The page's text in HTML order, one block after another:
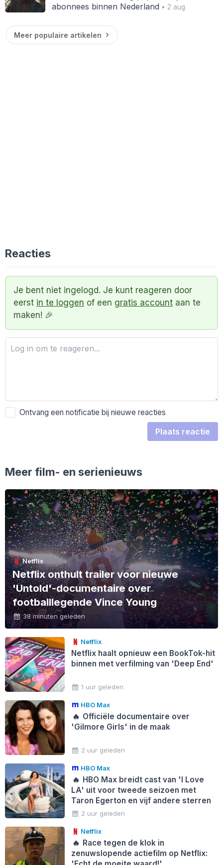
abonnees binnen Nederland • 2 aug
Meer populaire artikelen
Reacties
Je bent niet ingelogd. Je kunt reageren door
eerst in te loggen of een gratis account aan te
maken! 🎉
Ontvang een notificatie bij nieuwe reacties
Plaats reactie
Meer film- en serienieuws
Netflix
Netflix onthult trailer voor nieuwe
'Untold'-documentaire over
footballlegende Vince Young
38 minuten geleden
Netflix
Netflix haalt opnieuw een BookTok-hit
binnen met verfilming van 'Deep End'
1 uur geleden
HBO Max
🔥 Officiële documentaire over
'Gilmore Girls' in de maak
2 uur geleden
HBO Max
🔥 HBO Max breidt cast van 'I Love
LA' uit voor tweede seizoen met
Taron Egerton en vijf andere sterren
2 uur geleden
Netflix
🔥 Race tegen de klok in
zenuwslopende actiefilm op Netflix: